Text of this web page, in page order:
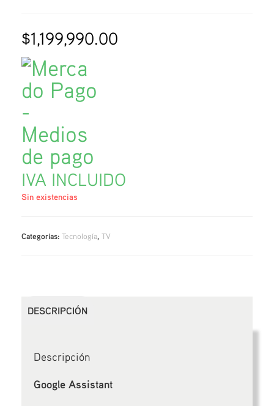
$1,199,990.00
IVA INCLUIDO
Sin existencias
Categorías:Tecnología,TV
DESCRIPCIÓN
Descripción
Google Assistant